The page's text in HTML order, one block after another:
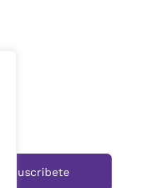
Suscribete